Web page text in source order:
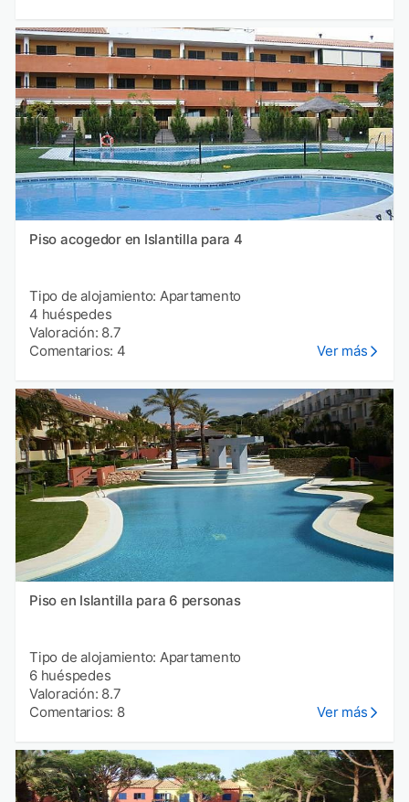
Piso acogedor en Islantilla para 4
Tipo de alojamiento: Apartamento
4 huéspedes
Valoración: 8.7
Comentarios: 4
Ver más
Piso en Islantilla para 6 personas
Tipo de alojamiento: Apartamento
6 huéspedes
Valoración: 8.7
Comentarios: 8
Ver más